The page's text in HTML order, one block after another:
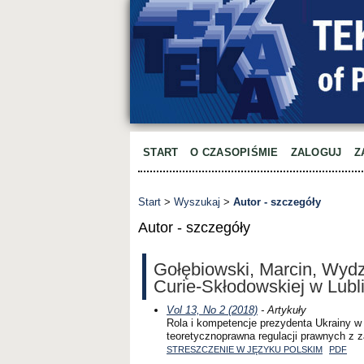
START O CZASOPIŚMIE ZALOGUJ
Start > Wyszukaj > Autor - szczegóły
Autor - szczegóły
Gołębiowski, Marcin,
Curie-Skłodowskiej w
Vol 13, No 2 (2018) - Artykuły
Rola i kompetencje prezydenta Ukrainy
teoretycznoprawna regulacji prawnych z
STRESZCZENIE W JĘZYKU POLSKIM PDF